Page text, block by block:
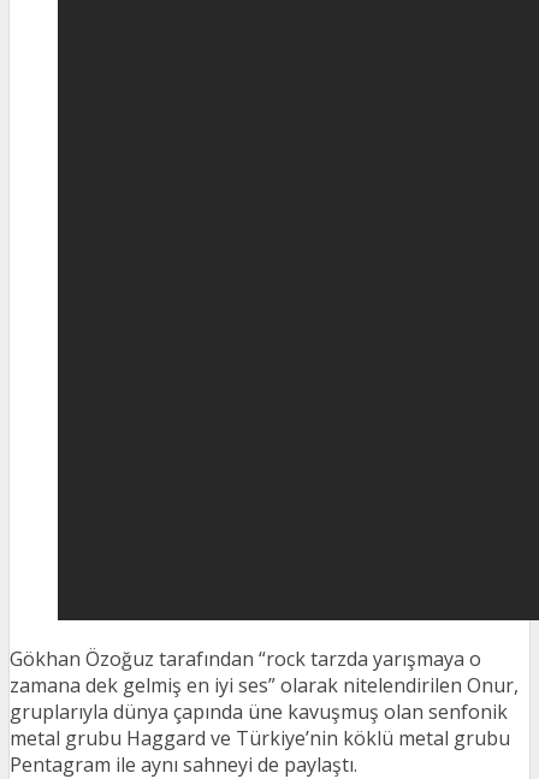
Gökhan Özoğuz tarafından “rock tarzda yarışmaya o
zamana dek gelmiş en iyi ses” olarak nitelendirilen Onur,
gruplarıyla dünya çapında üne kavuşmuş olan senfonik
metal grubu Haggard ve Türkiye’nin köklü metal grubu
Pentagram ile aynı sahneyi de paylaştı.